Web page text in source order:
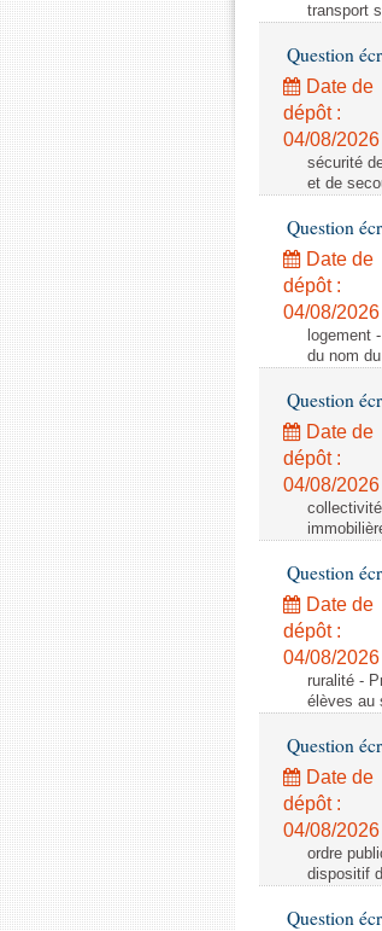
transport
Question
Date de
dépôt :
04/08/2026
sécurité
et de
Question
Date de
dépôt :
04/08/2026
logement
du nom
Question
Date de
dépôt :
04/08/2026
Question
Date de
dépôt :
04/08/2026
ruralité -
élèves au
Question
Date de
dépôt :
04/08/2026
ordre
dispositif
Question